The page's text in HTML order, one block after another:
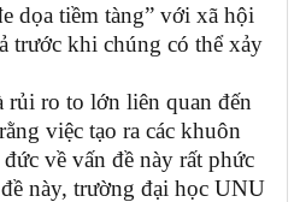
dọa tiềm tàng” với xã hội
trước khi chúng có thể xảy
ro to lớn liên quan đến
việc tạo ra các khuôn
về vấn đề này rất phức
này, trường đại học UNU